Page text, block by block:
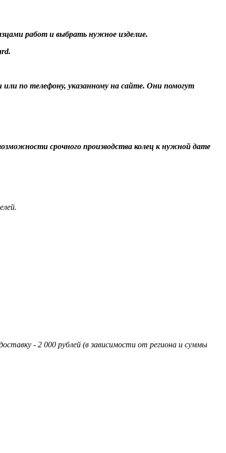
работ и выбрать нужное изделие.
или по телефону, указанному на сайте. Они помогут
срочного производства колец к нужной дате
- 2 000 рублей (в зависимости от региона и суммы